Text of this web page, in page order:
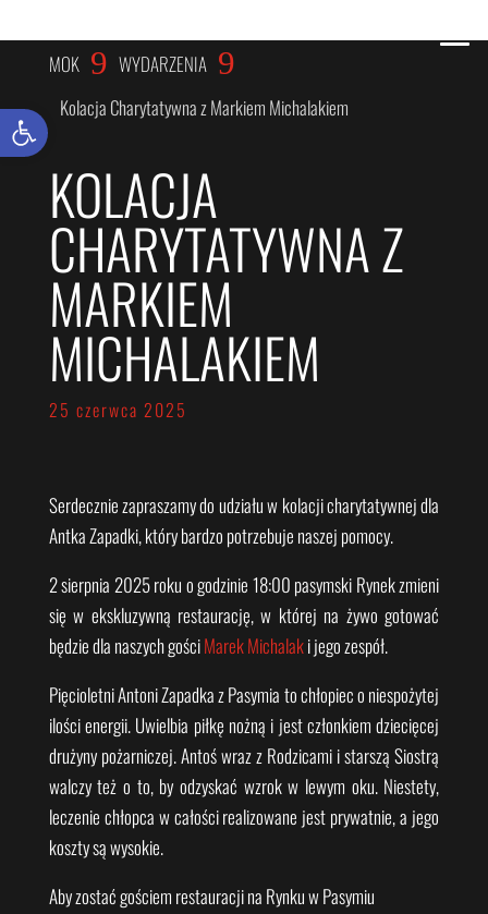
MOK 9 WYDARZENIA 9
Kolacja Charytatywna z Markiem Michalakiem
KOLACJA
CHARYTATYWNA Z
MARKIEM
MICHALAKIEM
25 czerwca 2025
Serdecznie zapraszamy do udziału w kolacji charytatywnej dla
Antka Zapadki, który bardzo potrzebuje naszej pomocy.
2 sierpnia 2025 roku o godzinie 18:00 pasymski Rynek zmieni
się w ekskluzywną restaurację, w której na żywo gotować
będzie dla naszych gościMarek Michalaki jego zespół.
Pięcioletni Antoni Zapadka z Pasymia to chłopiec o niespożytej
ilości energii. Uwielbia piłkę nożną i jest członkiem dziecięcej
drużyny pożarniczej. Antoś wraz z Rodzicami istarszą Siostrą
walczy też o to, by odzyskać wzrok w lewym oku. Niestety,
leczenie chłopca w całości realizowane jest prywatnie, a jego
koszty są wysokie.
Aby zostać gościem restauracji na Rynku w Pasymiu
Otwórz pasek narzędzi